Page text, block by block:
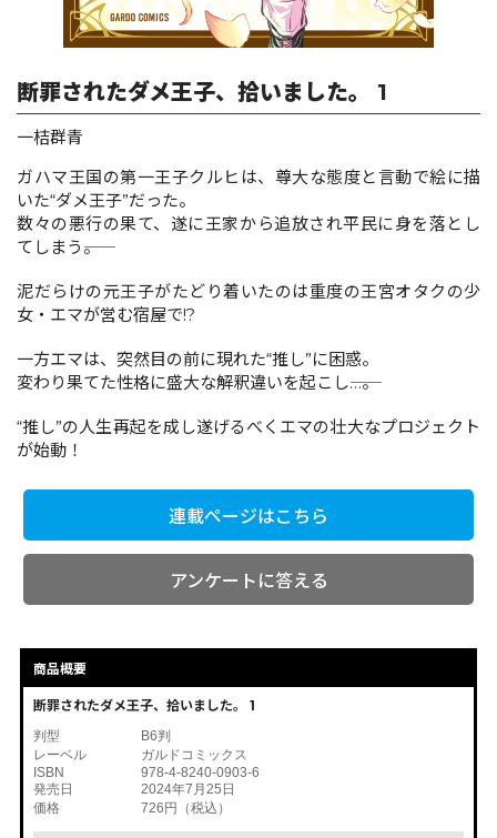
コミッククリエ
断罪されたダメ王子、拾いました。 1
一桔群青
ガハマ王国の第一王子クルヒは、尊大な態度と言動で絵に描
いた“ダメ王子”だった。
数々の悪行の果て、遂に王家から追放され平民に身を落とし
てしまう――。
泥だらけの元王子がたどり着いたのは重度の王宮オタクの少
女・エマが営む宿屋で!?
一方エマは、突然目の前に現れた“推し”に困惑。
変わり果てた性格に盛大な解釈違いを起こし――…。
“推し”の人生再起を成し遂げるべくエマの壮大なプロジェクト
が始動！
連載ページはこちら
アンケートに答える
商品概要
断罪されたダメ王子、拾いました。 1
判型
B6判
レーベル
ガルドコミックス
ISBN
978-4-8240-0903-6
発売日
2024年7月25日
価格
726円（税込）